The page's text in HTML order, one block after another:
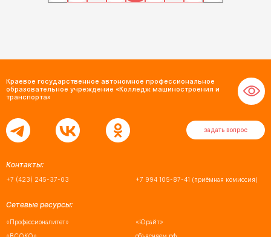
Краевое государственное автономное профессиональное
образовательное учреждение «Колледж машиностроения и
транспорта»
задать вопрос
Контакты:
+7 (423) 245-37-03 +7 994 105-87-41 (приёмная комиссия)
Сетевые ресурсы:
«Профессионалитет»
«Юрайт»